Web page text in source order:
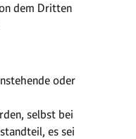
dem Dritten
oder
selbst bei
es sei